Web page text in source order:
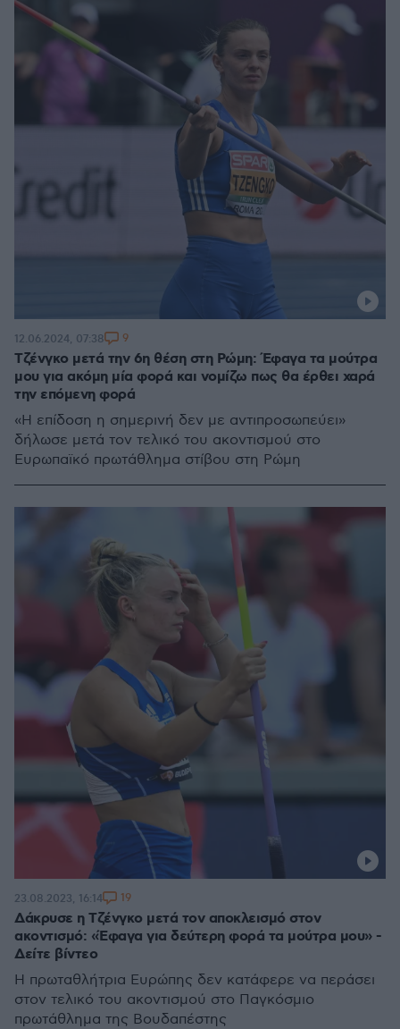
Τζένγκο μετά την 6η θέση στη Ρώμη: Έφαγα τα μούτρα
μου για ακόμη μία φορά και νομίζω πως θα έρθει χαρά
την επόμενη φορά
«Η επίδοση η σημερινή δεν με αντιπροσωπεύει»
δήλωσε μετά τον τελικό του ακοντισμού στο
Ευρωπαϊκό πρωτάθλημα στίβου στη Ρώμη
12.06.2024, 07:38 9
Δάκρυσε η Τζένγκο μετά τον αποκλεισμό στον
ακοντισμό: «Έφαγα για δεύτερη φορά τα μούτρα μου» -
Δείτε βίντεο
Η πρωταθλήτρια Ευρώπης δεν κατάφερε να περάσει
στον τελικό του ακοντισμού στο Παγκόσμιο
πρωτάθλημα της Βουδαπέστης
23.08.2023, 16:14 19